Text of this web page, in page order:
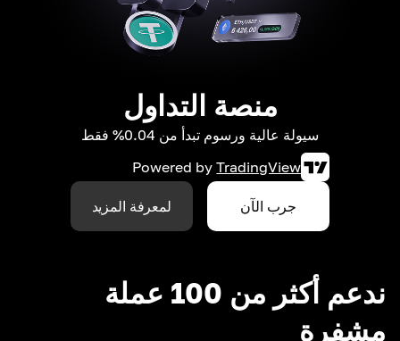
منصة التداول
سيولة عالية ورسوم تبدأ من 0.04% فقط
Powered by TradingView
جرب الآن لمعرفة المزيد
ندعم أكثر من 100 عملة
مشفرة